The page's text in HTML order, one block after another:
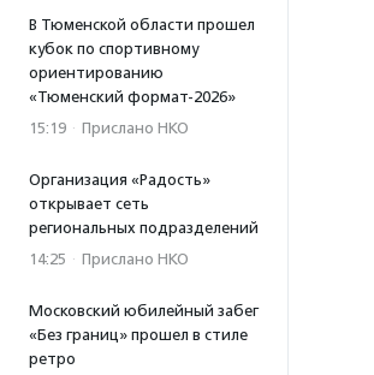
В Тюменской области прошел
кубок по спортивному
ориентированию
«Тюменский формат-2026»
15:19 · Прислано НКО
Организация «Радость»
открывает сеть
региональных подразделений
14:25 · Прислано НКО
Московский юбилейный забег
«Без границ» прошел в стиле
ретро